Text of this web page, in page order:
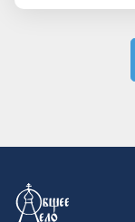
Меню в